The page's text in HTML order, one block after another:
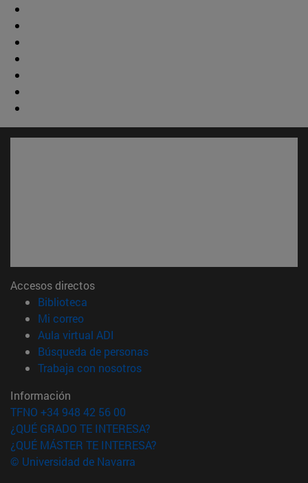
Accesos directos
Biblioteca
Mi correo(abre en nueva ventana)
Aula virtual ADI
Búsqueda de personas(abre en nueva ventana)
Trabaja con nosotros(abre en nueva ventana)
Información
TFNO +34 948 42 56 00
¿QUÉ GRADO TE INTERESA?
¿QUÉ MÁSTER TE INTERESA?
© Universidad de Navarra